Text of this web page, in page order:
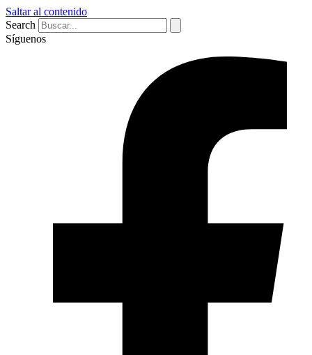
Saltar al contenido
Search
Síguenos